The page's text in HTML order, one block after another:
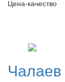
Цена-качество
Чалаев